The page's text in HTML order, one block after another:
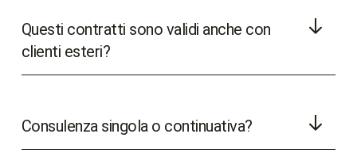
Questi contratti sono validi anche con
clienti esteri?
Consulenza singola o continuativa?